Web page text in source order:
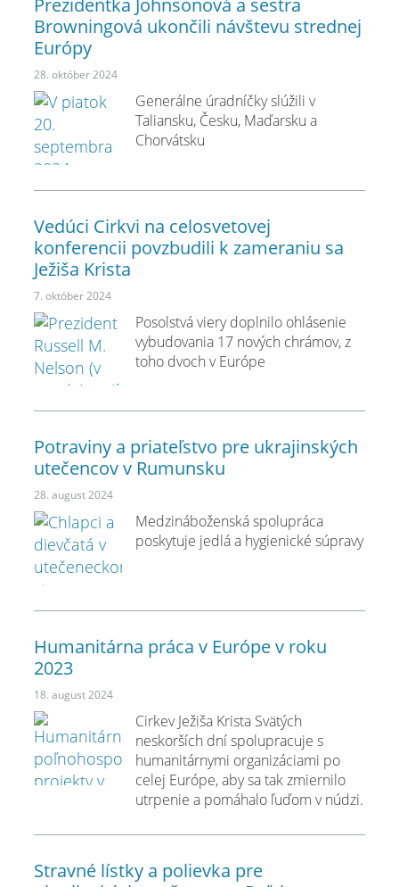
Browningová ukončili návštevu strednej
Európy
28. október 2024
Generálne úradníčky slúžili v
Taliansku, Česku, Maďarsku a
Chorvátsku
Vedúci Cirkvi na celosvetovej
konferencii povzbudili k zameraniu sa
Ježiša Krista
7. október 2024
Posolstvá viery doplnilo ohlásenie
vybudovania 17 nových chrámov, z
toho dvoch v Európe
Potraviny a priateľstvo pre ukrajinských
utečencov v Rumunsku
28. august 2024
Medzináboženská spolupráca
poskytuje jedlá a hygienické súpravy
Humanitárna práca v Európe v roku
2023
18. august 2024
Cirkev Ježiša Krista Svätých
neskorších dní spolupracuje s
humanitárnymi organizáciami po
celej Európe, aby sa tak zmiernilo
utrpenie a pomáhalo ľuďom v núdzi.
Stravné lístky a polievka pre